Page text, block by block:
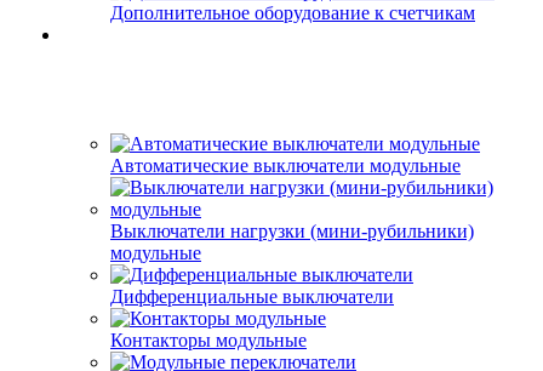
Дополнительное оборудование к счетчикам
Автоматические выключатели модульные
Выключатели нагрузки (мини-рубильники)
модульные
Дифференциальные выключатели
Контакторы модульные